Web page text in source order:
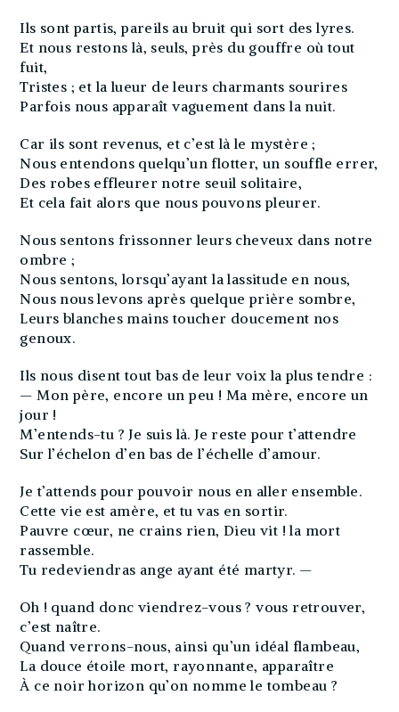
Ils sont partis, pareils au bruit qui sort des lyres.
Et nous restons là, seuls, près du gouffre où tout
fuit,
Tristes ; et la lueur de leurs charmants sourires
Parfois nous apparaît vaguement dans la nuit.
Car ils sont revenus, et c’est là le mystère ;
Nous entendons quelqu’un flotter, un souffle errer,
Des robes effleurer notre seuil solitaire,
Et cela fait alors que nous pouvons pleurer.
Nous sentons frissonner leurs cheveux dans notre
ombre ;
Nous sentons, lorsqu’ayant la lassitude en nous,
Nous nous levons après quelque prière sombre,
Leurs blanches mains toucher doucement nos
genoux.
Ils nous disent tout bas de leur voix la plus tendre :
— Mon père, encore un peu ! Ma mère, encore un
jour !
M’entends-tu ? Je suis là. Je reste pour t’attendre
Sur l’échelon d’en bas de l’échelle d’amour.
Je t’attends pour pouvoir nous en aller ensemble.
Cette vie est amère, et tu vas en sortir.
Pauvre cœur, ne crains rien, Dieu vit ! la mort
rassemble.
Tu redeviendras ange ayant été martyr. —
Oh ! quand donc viendrez-vous ? vous retrouver,
c’est naître.
Quand verrons-nous, ainsi qu’un idéal flambeau,
La douce étoile mort, rayonnante, apparaître
À ce noir horizon qu’on nomme le tombeau ?